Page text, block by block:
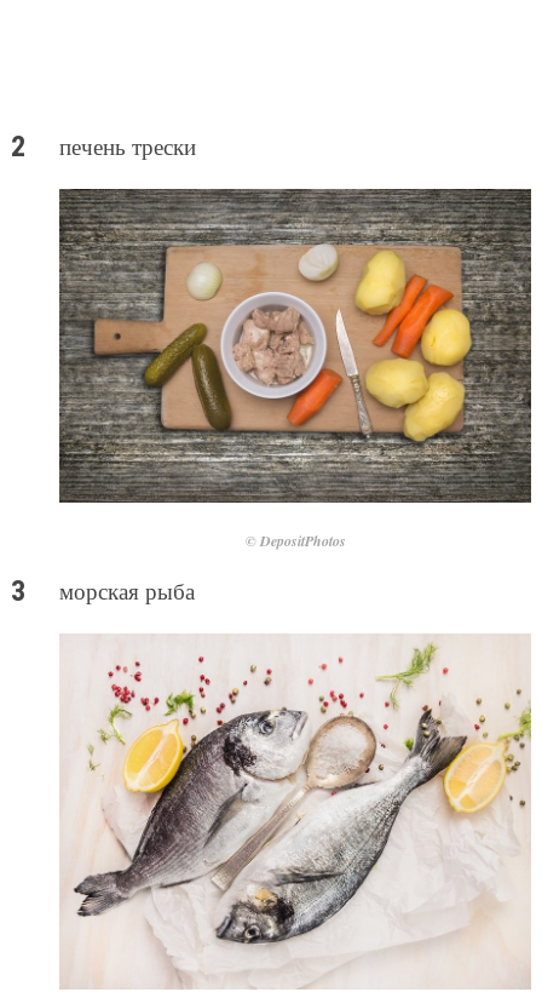
печень трески
© DepositPhotos
морская рыба